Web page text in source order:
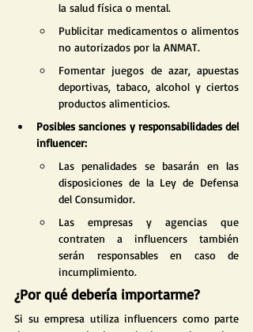
la salud física o mental.
Publicitar medicamentos o alimentos
no autorizados por la ANMAT.
Fomentar juegos de azar, apuestas
deportivas, tabaco, alcohol y ciertos
productos alimenticios.
Posibles sanciones y responsabilidades del
influencer:
Las penalidades se basarán en las
disposiciones de la Ley de Defensa
del Consumidor.
Las empresas y agencias que
contraten a influencers también
serán responsables en caso de
incumplimiento.
¿Por qué debería importarme?
Si su empresa utiliza influencers como parte